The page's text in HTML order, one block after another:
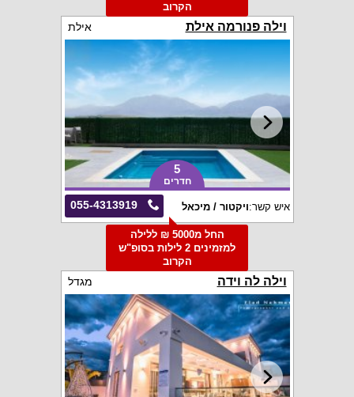
הקרוב
וילה פנורמה אילת אילת
5
חדרים
055-4313919 איש קשר:ויקטור / מיכאל
החל מ5000 ₪ ללילה
למזמינים 2 לילות בסופ"ש
הקרוב
וילה לה וידה מגדל